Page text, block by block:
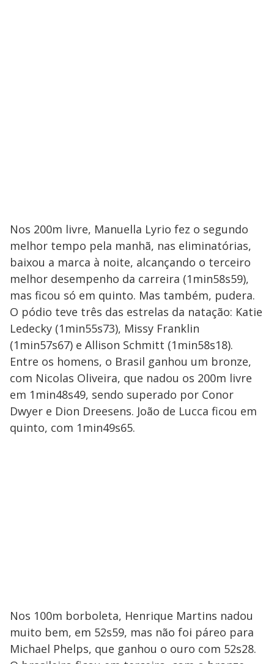
Nos 200m livre, Manuella Lyrio fez o segundo
melhor tempo pela manhã, nas eliminatórias,
baixou a marca à noite, alcançando o terceiro
melhor desempenho da carreira (1min58s59),
mas ficou só em quinto. Mas também, pudera.
O pódio teve três das estrelas da natação: Katie
Ledecky (1min55s73), Missy Franklin
(1min57s67) e Allison Schmitt (1min58s18).
Entre os homens, o Brasil ganhou um bronze,
com Nicolas Oliveira, que nadou os 200m livre
em 1min48s49, sendo superado por Conor
Dwyer e Dion Dreesens. João de Lucca ficou em
quinto, com 1min49s65.
Nos 100m borboleta, Henrique Martins nadou
muito bem, em 52s59, mas não foi páreo para
Michael Phelps, que ganhou o ouro com 52s28.